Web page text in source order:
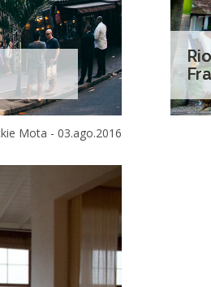
Mota - 03.ago.2016